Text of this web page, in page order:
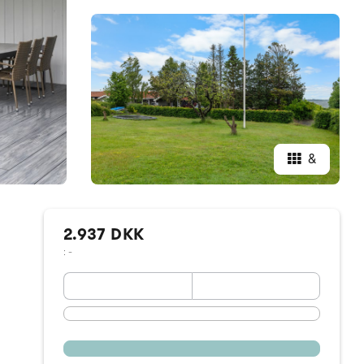
&
2.937 DKK
: -